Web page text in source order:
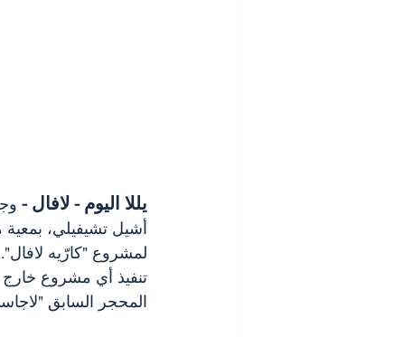
يللا اليوم - لافال -
أشيل تشيفيلي، بمعية
لمشروع "كارّيه
المحجر السابق